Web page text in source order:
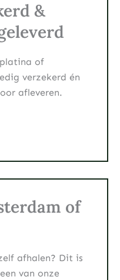
&
of
verzekerd én
afleveren.
of
afhalen? Dit is
van onze